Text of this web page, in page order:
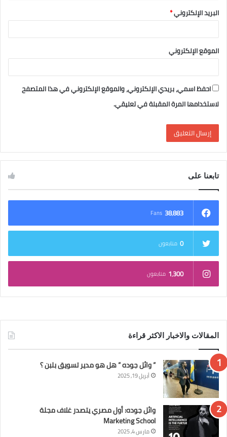
البريد الإلكتروني*
الموقع الإلكتروني
احفظ اسمي، بريدي الإلكتروني، والموقع الإلكتروني في هذا المتصفح
لاستخدامها المرة المقبلة في تعليقي.
تابعنا على
38٬883 Fans
0 متابعون
1٬300 متابعون
المقالات والاخبار الاكثر قراءة
” وائل جوده ” هل هو مدير تسويق بلبن ؟
أبريل 19, 2025
وائل جوده: أول مصري يتصدر غلاف مجلة
Marketing School
مارس 4, 2025